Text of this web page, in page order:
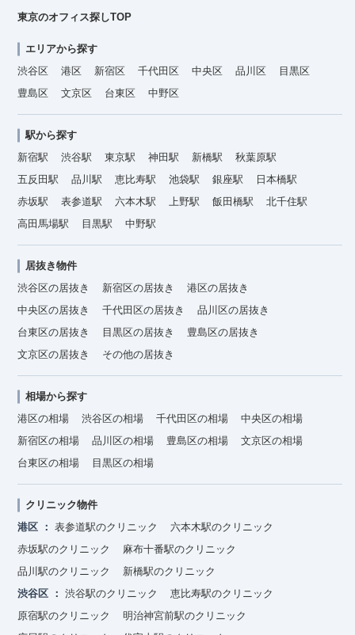
東京のオフィス探しTOP
エリアから探す
渋谷区
港区 新宿区 千代田区 中央区 品川区
目黒区
豊島区
文京区 台東区 中野区
駅から探す
新宿駅
渋谷駅 東京駅 神田駅 新橋駅
秋葉原駅
五反田駅
品川駅 恵比寿駅 池袋駅 銀座駅
日本橋駅
赤坂駅
表参道駅 六本木駅 上野駅 飯田橋駅
北千住駅
高田馬場駅
目黒駅 中野駅
居抜き物件
渋谷区の居抜き
新宿区の居抜き
港区の居抜き
中央区の居抜き
千代田区の居抜き
品川区の居抜き
台東区の居抜き
目黒区の居抜き
豊島区の居抜き
文京区の居抜き
その他の居抜き
相場から探す
港区の相場
渋谷区の相場 千代田区の相場
中央区の相場
新宿区の相場
品川区の相場 豊島区の相場
文京区の相場
台東区の相場
目黒区の相場
クリニック物件
港区
表参道駅のクリニック
六本木駅のクリニック
赤坂駅のクリニック
麻布十番駅のクリニック
品川駅のクリニック
新橋駅のクリニック
渋谷区
渋谷駅のクリニック
恵比寿駅のクリニック
原宿駅のクリニック
明治神宮前駅のクリニック